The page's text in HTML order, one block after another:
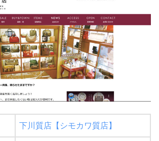
下川質店【シモカワ質店】